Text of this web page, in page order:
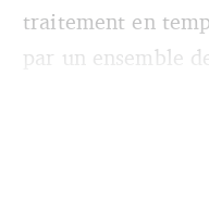
traitement en
par un ensemble